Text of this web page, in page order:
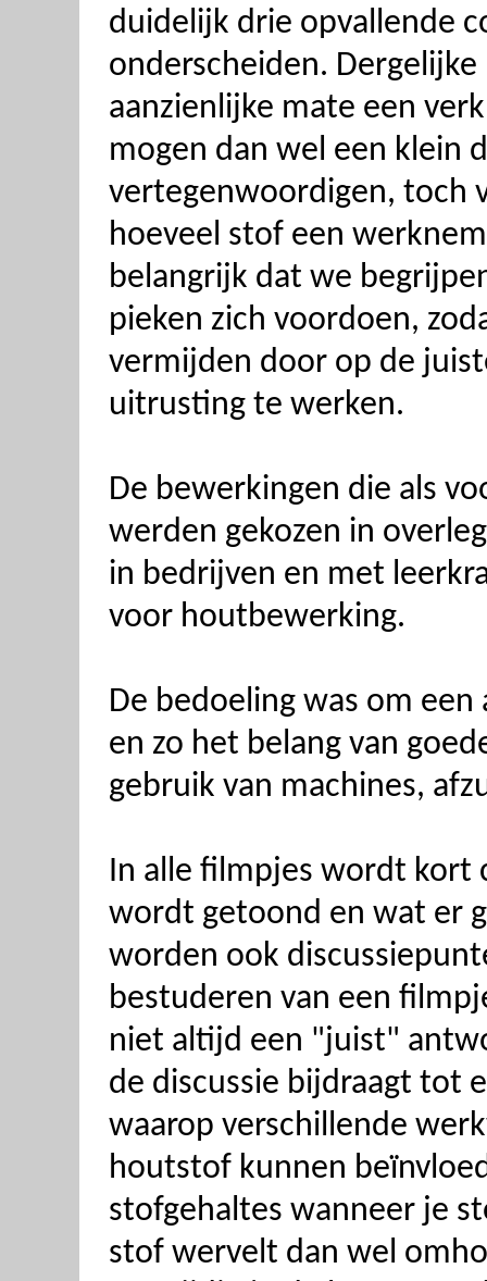
duidelijk drie opvallende
onderscheiden.
aanzienlijke mate een
mogen dan wel een klein
vertegenwoordigen, toch
hoeveel stof een
belangrijk dat we
pieken zich voordoen,
vermijden door op de
uitrusting te werken.
De bewerkingen die als
werden gekozen in
in bedrijven en met
voor houtbewerking.
De bedoeling was om
en zo het belang van
gebruik van machines,
In alle filmpjes wordt kort
wordt getoond en wat er
worden ook
bestuderen van een
niet altijd een "juist"
de discussie bijdraagt tot
waarop verschillende
houtstof kunnen
stofgehaltes wanneer je
stof wervelt dan wel